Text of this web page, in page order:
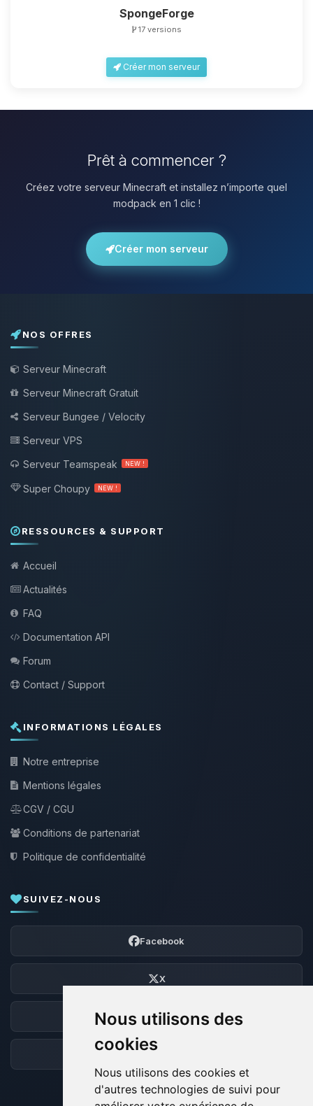
Nous utilisons des
cookies
Nous utilisons des cookies et
d'autres technologies de suivi pour
SpongeForge
17 versions
Créer mon serveur
Prêt à commencer ?
Créez votre serveur Minecraft et installez n’importe quel
modpack en 1 clic !
Créer mon serveur
NOS OFFRES
Serveur Minecraft
Serveur Minecraft Gratuit
Serveur Bungee / Velocity
Serveur VPS
Serveur Teamspeak
NEW !
Super Choupy NEW !
RESSOURCES & SUPPORT
Accueil
Actualités
FAQ
Documentation API
Forum
Contact / Support
INFORMATIONS LÉGALES
Notre entreprise
Mentions légales
CGV / CGU
Conditions de partenariat
Politique de confidentialité
SUIVEZ-NOUS
Facebook
X
Discord
Forum